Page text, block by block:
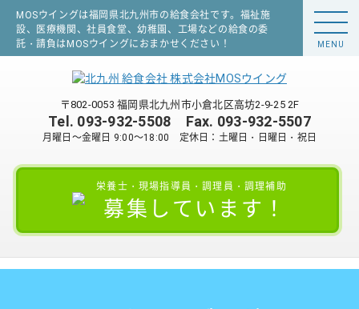
MOSウイングは福岡県北九州市の給食会社です。福祉施
設、医療機関、社員食堂、幼稚園、工場などの給食の委
託・請負はMOSウイングにおまかせください！
〒802-0053 福岡県北九州市小倉北区高坊2-9-25 2F
Tel. 093-932-5508 Fax. 093-932-5507
月曜日～金曜日 9:00～18:00 定休日：土曜日・日曜日・祝日
栄養士・現場指導員・調理員・調理補助
募集しています！
MENU